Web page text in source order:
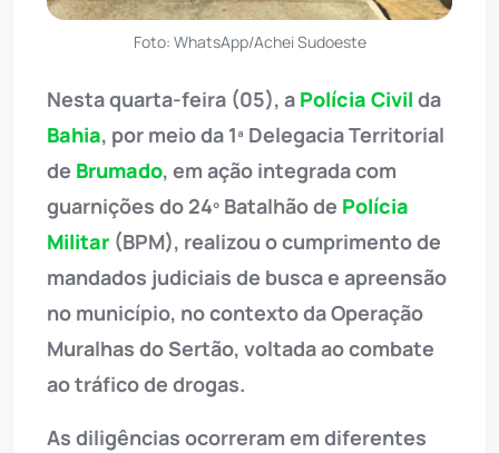
Foto: WhatsApp/Achei Sudoeste
Nesta quarta-feira (05), a Polícia Civil da
Bahia, por meio da 1ª Delegacia Territorial
de Brumado, em ação integrada com
guarnições do 24º Batalhão de Polícia
Militar (BPM), realizou o cumprimento de
mandados judiciais de busca e apreensão
no município, no contexto da Operação
Muralhas do Sertão, voltada ao combate
ao tráfico de drogas.
As diligências ocorreram em diferentes